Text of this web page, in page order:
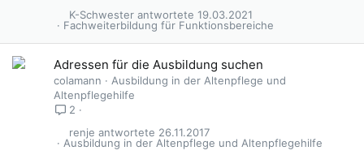
Fachweiterbildung für Funktionsbereiche
19.03.2021
K-Schwester
Adressen für die Ausbildung suchen
colamann
Ausbildung in der Altenpflege und
Altenpflegehilfe
2
Ausbildung in der Altenpflege und Altenpflegehilfe
26.11.2017
renje